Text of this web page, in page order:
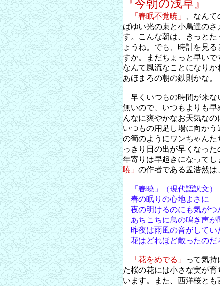
『今朝の浅草』
「春眠不覚暁」
、なん
ばゆい光の束と小鳥達の
す。こんな朝は、きっと
ょうね。でも、時計を見
すか。まだちょっと早い
なんて風流なことになり
あほまろの朝の鉄則かな。
早くいつもの時間が来な
無いので、いつもよりも
んなに爽やかなお天気な
いつもの用足し場に向か
の筍のようにワンちゃん
っきり日の出が早くなっ
年寄りは早起きになって
暁」 の作者である孟浩然
「春曉」（現代語訳文）
春の眠りの心地よさに
夜の明けるのにも気がつ
あちこちに鳥の鳴き声が
昨夜は雨風の音がしてい
花はどれほど散ったのだ
「花をめでる」
って気持
た桜の花には小さな実が
います。また、西洋桜とも